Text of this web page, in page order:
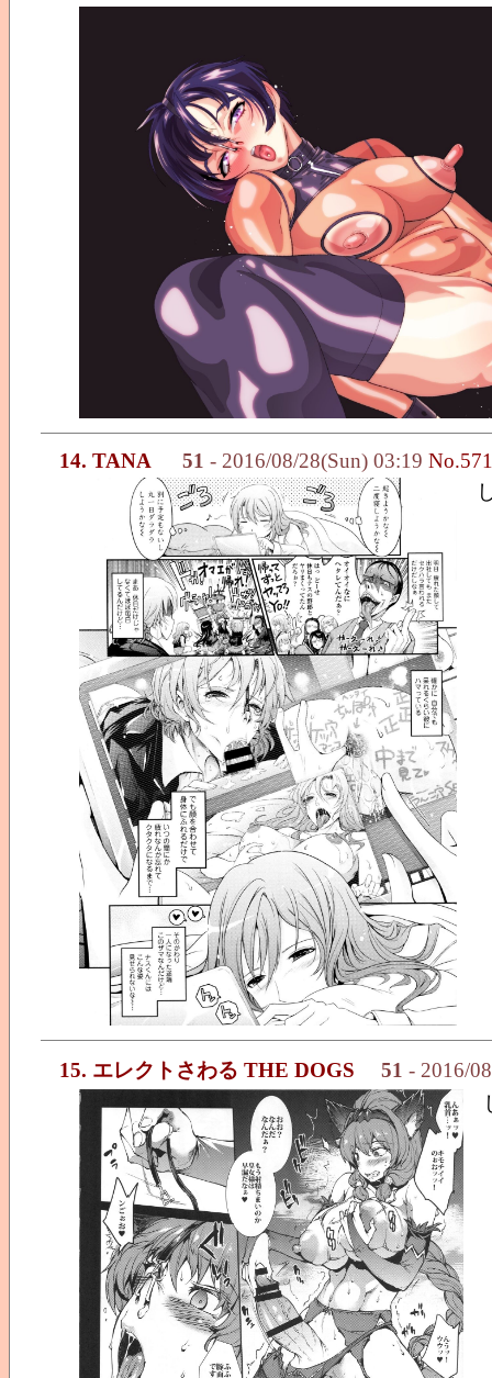
14. TANA 51 - 2016/08/28(Sun) 03:19
15. エレクトさわる THE DOGS 51 - 2016/